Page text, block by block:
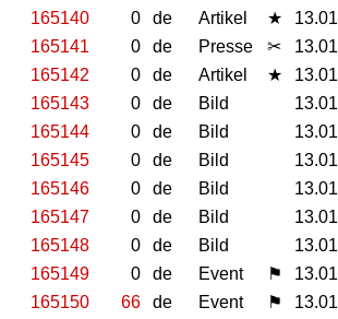
165140
0 de Artikel ★
165141
0 de Presse ✂
165142
0 de Artikel ★
165143
0 de Bild
165144
0 de Bild
165145
0 de Bild
165146
0 de Bild
165147
0 de Bild
165148
0 de Bild
165149
0 de Event ⚑
165150
66 de Event ⚑